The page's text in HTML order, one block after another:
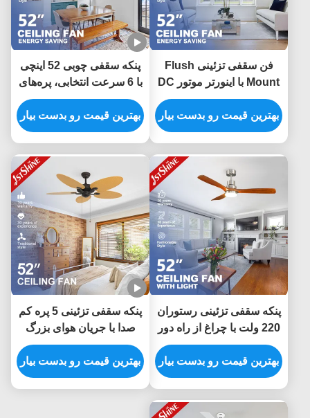
فن سقفی تزئینی Flush
Mount با اینورتر موتور DC
5 سرعت
بهترین قیمت رو بدست بیار
پنکه سقفی چوبی 52 اینچی
با 6 سرعت انتخابی، پره‌های
چوبی جامد و موتور DC کم
مصرف
بهترین قیمت رو بدست بیار
پنکه سقفی تزئینی رستوران
220 ولت با چراغ از راه دور
بهترین قیمت رو بدست بیار
پنکه سقفی تزئینی 5 پره کم
صدا با جریان هوای بزرگ
صرفه جویی در مصرف
انرژی
بهترین قیمت رو بدست بیار